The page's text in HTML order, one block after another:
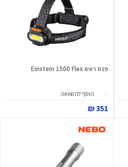
פנס ראש Einstein 1500 Flex
הוסף להשוואה
351 ₪